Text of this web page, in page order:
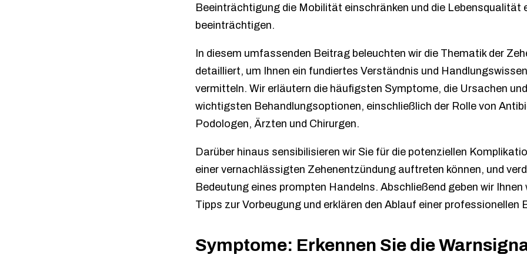
Beeinträchtigung die Mobilität einschränken und die Lebensqualität
beeinträchtigen.
In diesem umfassenden Beitrag beleuchten wir die Thematik der
detailliert, um Ihnen ein fundiertes Verständnis und
vermitteln. Wir erläutern die häufigsten Symptome, die Ursachen
wichtigsten Behandlungsoptionen, einschließlich der Rolle von
Podologen, Ärzten und Chirurgen.
Darüber hinaus sensibilisieren wir Sie für die potenziellen
einer vernachlässigten Zehenentzündung auftreten können, und
Bedeutung eines prompten Handelns. Abschließend geben wir Ihnen
Tipps zur Vorbeugung und erklären den Ablauf einer professionellen
Symptome: Erkennen Sie die